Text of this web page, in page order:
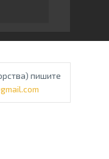
пишите